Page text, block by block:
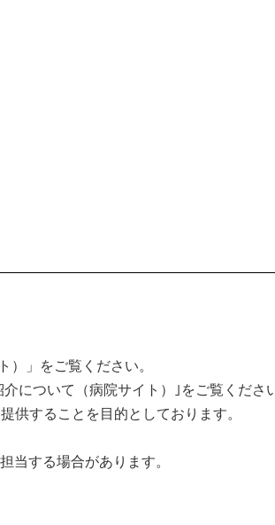
」をご覧ください。
について（病院サイト）｣をご覧くださ
供することを目的としております。
当する場合があります。